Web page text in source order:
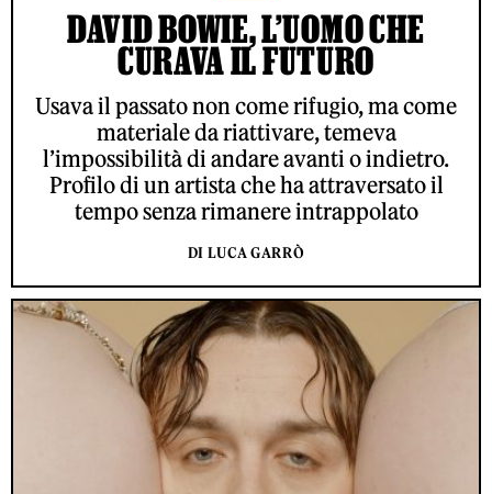
DAVID BOWIE, L’UOMO CHE
CURAVA IL FUTURO
Usava il passato non come rifugio, ma come
materiale da riattivare, temeva
l’impossibilità di andare avanti o indietro.
Profilo di un artista che ha attraversato il
tempo senza rimanere intrappolato
DI LUCA GARRÒ